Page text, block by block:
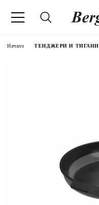
Начало ТЕНДЖЕРИ И ТИГАНИ